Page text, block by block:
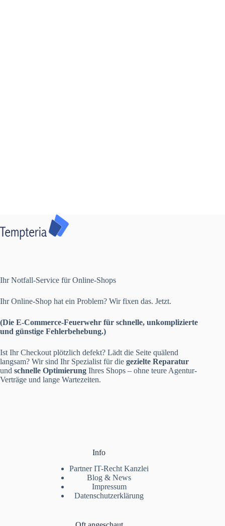
Ihr Notfall-Service für Online-Shops
Ihr Online-Shop hat ein Problem? Wir fixen das. Jetzt.
(Die E-Commerce-Feuerwehr für schnelle, unkomplizierte
und günstige Fehlerbehebung.)
Ist Ihr Checkout plötzlich defekt? Lädt die Seite quälend
langsam? Wir sind Ihr Spezialist für die gezielte Reparatur
und schnelle Optimierung Ihres Shops – ohne teure Agentur-
Verträge und lange Wartezeiten.
Info
Partner IT-Recht Kanzlei
Blog & News
Impressum
Datenschutzerklärung